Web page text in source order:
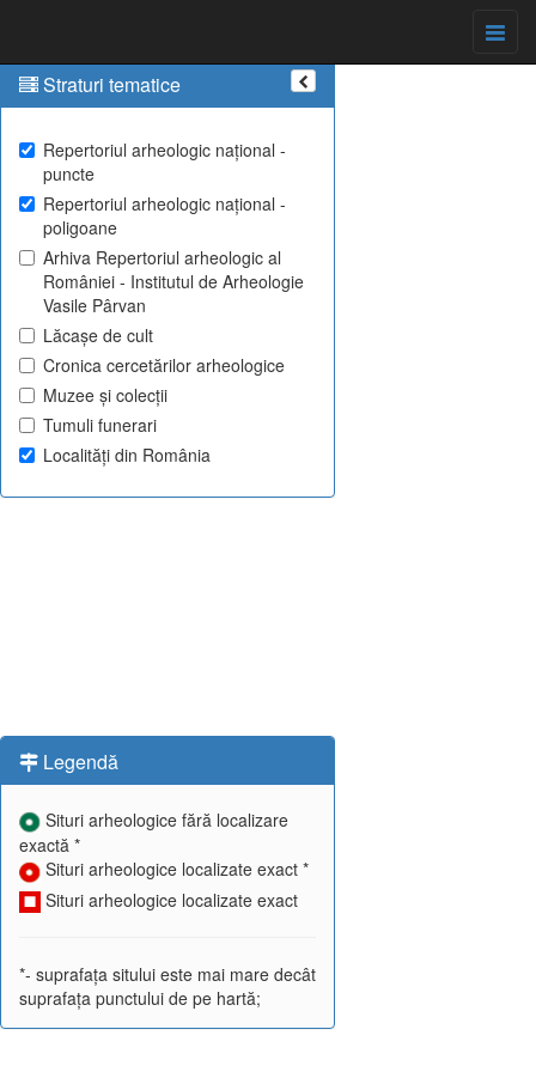
Straturi tematice
Repertoriul arheologic național -
puncte
Repertoriul arheologic național -
poligoane
Arhiva Repertoriul arheologic al
României - Institutul de Arheologie
Vasile Pârvan
Lăcașe de cult
Cronica cercetărilor arheologice
Muzee și colecții
Tumuli funerari
Localități din România
Legendă
Situri arheologice fără localizare
exactă *
Situri arheologice localizate exact *
Situri arheologice localizate exact
*- suprafața sitului este mai mare decât
suprafața punctului de pe hartă;